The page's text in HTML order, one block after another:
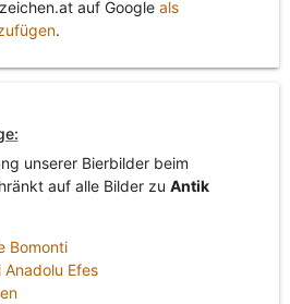
auf Google als
.
unserer Bierbilder beim
auf alle Bilder zu Antik
Bomonti
Efes